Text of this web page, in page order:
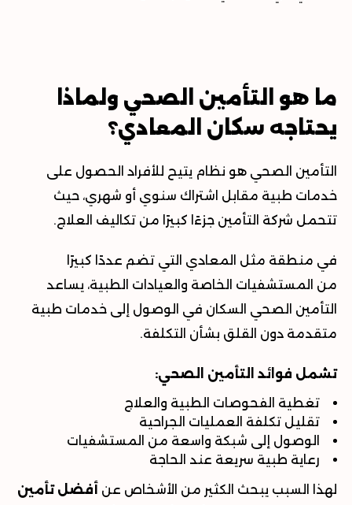
ما هو التأمين الصحي ولماذا
يحتاجه سكان المعادي؟
التأمين الصحي هو نظام يتيح للأفراد الحصول على
خدمات طبية مقابل اشتراك سنوي أو شهري، حيث
تتحمل شركة التأمين جزءًا كبيرًا من تكاليف العلاج.
في منطقة مثل المعادي التي تضم عددًا كبيرًا
من المستشفيات الخاصة والعيادات الطبية، يساعد
التأمين الصحي السكان في الوصول إلى خدمات طبية
متقدمة دون القلق بشأن التكلفة.
تشمل فوائد التأمين الصحي:
تغطية الفحوصات الطبية والعلاج
تقليل تكلفة العمليات الجراحية
الوصول إلى شبكة واسعة من المستشفيات
رعاية طبية سريعة عند الحاجة
لهذا السبب يبحث الكثير من الأشخاص عن أفضل تأمين